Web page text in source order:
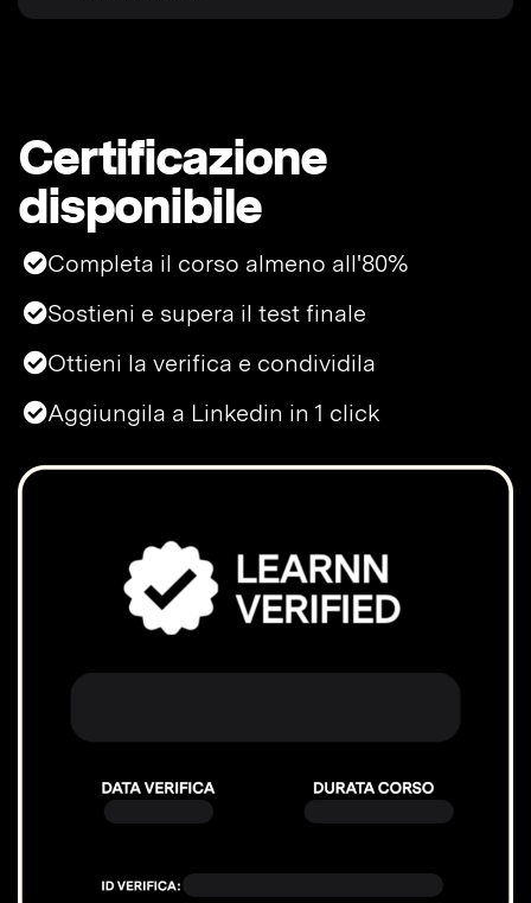
Certificazione
disponibile
Completa il corso almeno all'80%
Sostieni e supera il test finale
Ottieni la verifica e condividila
Aggiungila a Linkedin in 1 click